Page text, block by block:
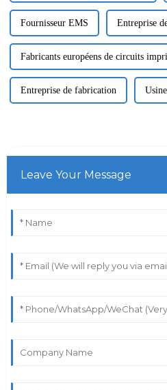
Fournisseur EMS Entreprise
Fabricants européens de circuits
Entreprise de fabrication
Leave Your Message